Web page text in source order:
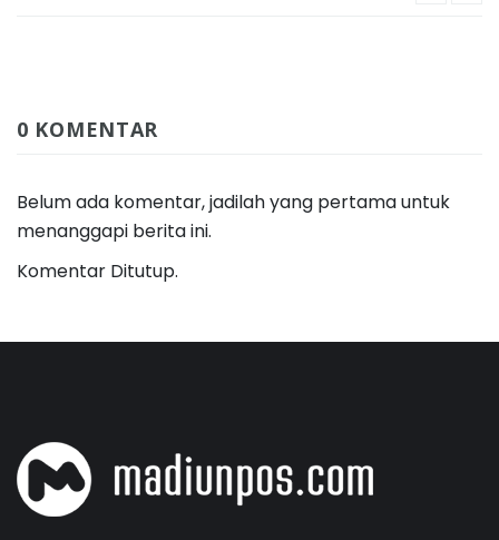
0 KOMENTAR
Belum ada komentar, jadilah yang pertama untuk
menanggapi berita ini.
Komentar Ditutup.